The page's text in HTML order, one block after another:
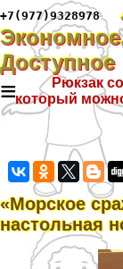
+7(977)9328978
≡
Рюкзак
который
«Морское
настольная